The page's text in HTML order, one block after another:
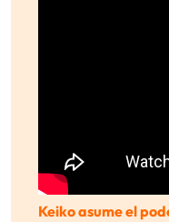
Keiko asume el